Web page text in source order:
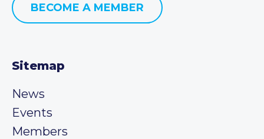
BECOME A MEMBER
Sitemap
News
Events
Members